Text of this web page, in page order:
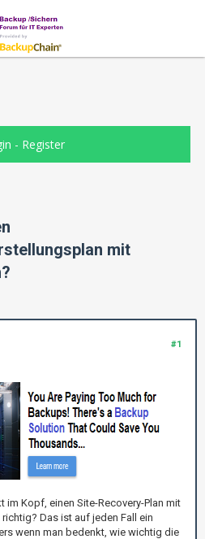
- Register
mit
#1
im Kopf, einen Site-Recovery-Plan mit
Das ist auf jeden Fall ein
wenn man bedenkt, wie wichtig die